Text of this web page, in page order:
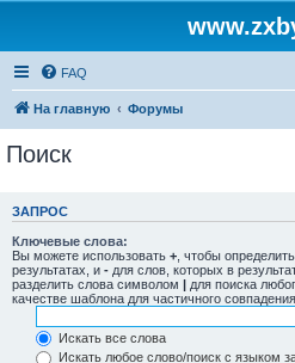
FAQ
На главную Форумы
Поиск
ЗАПРОС
Ключевые слова:
Вы можете использовать + , чтобы
результатах, и - для слов, которых в
разделить слова символом | для поиска
качестве шаблона для частичного совпадения.
Искать все слова
Искать любое слово/поиск с языком